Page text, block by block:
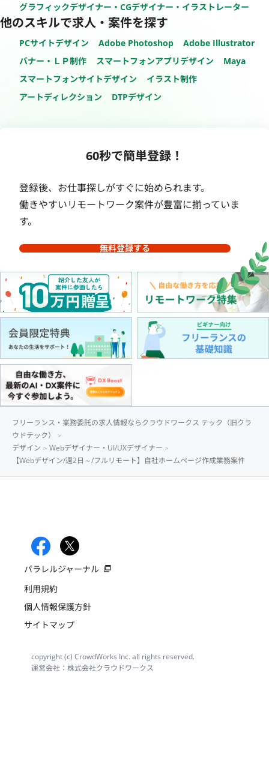
グラフィックデザイナー・CGデザイナー・イラストレーター
他のスキルで求人・案件を探す
PCサイトデザイン Adobe Photoshop
Adobe Illustrator
バナー・ＬＰ制作
スマートフォンアプリデザイン
Maya
スマートフォンサイトデザイン
イラスト制作
アートディレクション
DTPデザイン
60秒で簡単登録！
登録後、お仕事探しがすぐに始められます。
働きやすいリモートワーク案件が豊富に揃っていま
す。
無料登録する
フリーランス・業務委託の求人情報ならクラウドワークス テック（旧クラ
ウドテック）
デザイン
Webデザイナー・UI/UXデザイナー
【Webデザイン/週2日～/フルリモート】自社ホームページ作成業務案件
パラレルジャーナル
利用規約
個人情報保護方針
サイトマップ
copyright (c) CrowdWorks Inc. all rights reserved.
運営会社：株式会社クラウドワークス